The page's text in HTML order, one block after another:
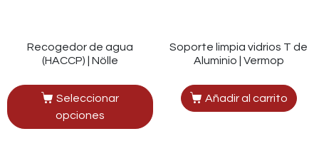
Recogedor de agua
(HACCP) | Nölle
Seleccionar
opciones
Soporte limpia vidrios T de
Aluminio | Vermop
Añadir al carrito